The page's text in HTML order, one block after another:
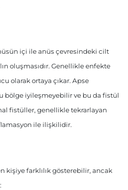
içi ile anüs çevresindeki cilt
oluşmasıdır. Genellikle enfekte
olarak ortaya çıkar. Apse
bölge iyileşmeyebilir ve bu da fistül
fistüller, genellikle tekrarlayan
ile ilişkilidir.
kişiye farklılık gösterebilir, ancak